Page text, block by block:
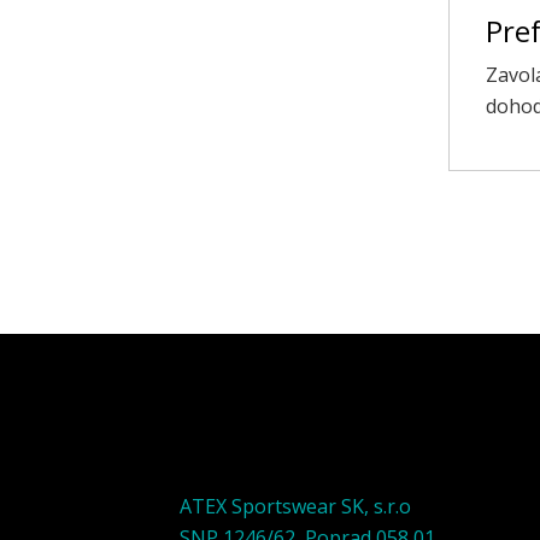
ATEX Sportswear SK, s.r.o